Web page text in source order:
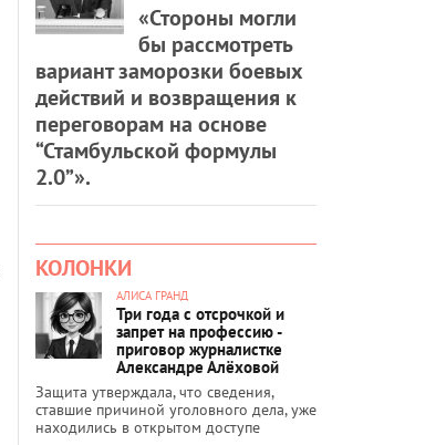
«Стороны могли
бы рассмотреть
вариант заморозки боевых
действий и возвращения к
переговорам на основе
“Стамбульской формулы
2.0”».
КОЛОНКИ
АЛИСА ГРАНД
Три года с отсрочкой и
запрет на профессию -
приговор журналистке
Александре Алёховой
Защита утверждала, что сведения,
ставшие причиной уголовного дела, уже
находились в открытом доступе